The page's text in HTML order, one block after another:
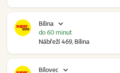
Bílina
Nábřeží 469, Bílina
do 60 minut
Bílovec